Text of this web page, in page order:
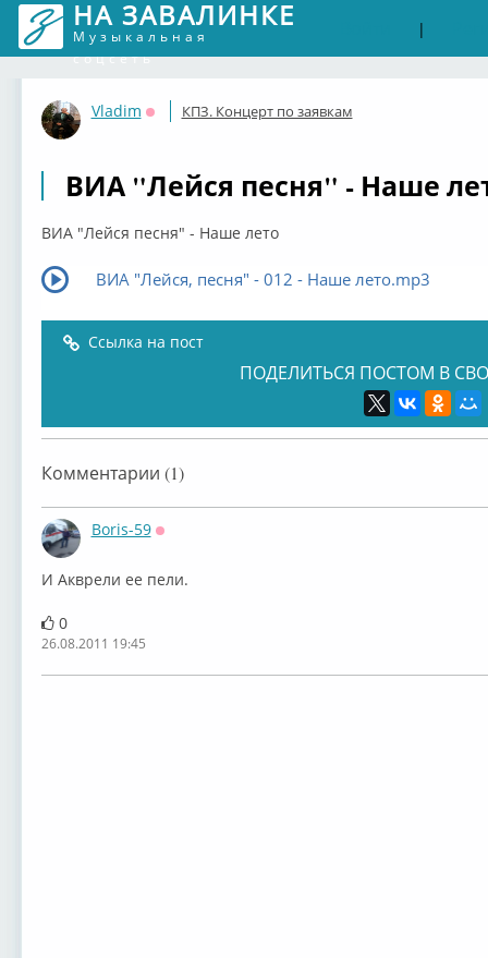
НА ЗАВАЛИНКЕ
Музыкальная
соцсеть
|
Vladim
Оффлайн
КПЗ. Концерт по заявкам
ВИА "Лейся песня" - Наше
ВИА "Лейся песня" - Наше лето
ВИА "Лейся, песня" - 012 - Наше лето.mp3
Ссылка на пост
ПОДЕЛИТЬСЯ ПОСТОМ В
Комментарии (1)
Boris-59
И Акврели ее пели.
0
26.08.2011 19:45